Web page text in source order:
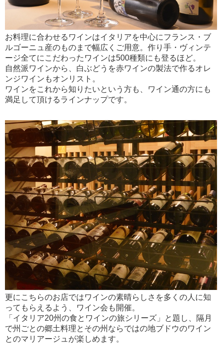
お料理に合わせるワインはイタリアを中心にフランス・ブ
ルゴーニュ産のものまで幅広くご用意。作り手・ヴィンテ
ージ全てにこだわったワインは500種類にも登るほど。
自然派ワインから、白ぶどうを赤ワインの製法で作るオレ
ンジワインもオンリスト。
ワインをこれから知りたいという方も、ワイン通の方にも
満足して頂けるラインナップです。
更にこちらのお店ではワインの素晴らしさを多くの人に知
ってもらえるよう、ワイン会も開催。
「イタリア20州の食とワインの旅シリーズ」と題し、隔月
で州ごとの郷土料理とその州ならではの地ブドウのワイン
とのマリアージュが楽しめます。